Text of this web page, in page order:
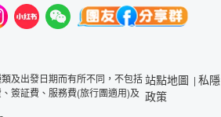
及出發日期而有所不同，不包括
簽証費、服務費(旅行團適用)及
站點地圖 | 私隱
政策